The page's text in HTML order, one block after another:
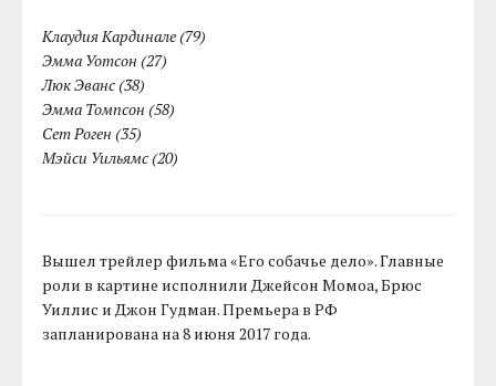
Клаудия Кардинале (79)
Эмма Уотсон (27)
Люк Эванс (38)
Эмма Томпсон (58)
Сет Роген (35)
Мэйси Уильямс (20)
Вышел трейлер фильма «Его собачье дело». Главные
роли в картине исполнили Джейсон Момоа, Брюс
Уиллис и Джон Гудман. Премьера в РФ
запланирована на 8 июня 2017 года.